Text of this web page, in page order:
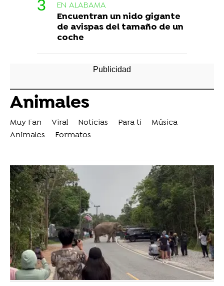
EN ALABAMA
Encuentran un nido gigante
de avispas del tamaño de un
coche
Animales
Muy Fan Viral Noticias Para ti
Música
Animales
Formatos